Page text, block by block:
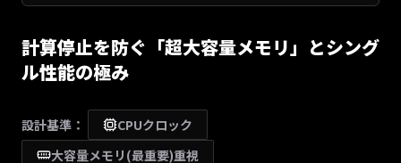
計算停止を防ぐ「超大容量メモリ」とシング
ル性能の極み
設計基準：
CPUクロック
大容量メモリ(最重要)重視